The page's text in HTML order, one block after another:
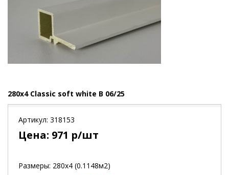
280x4 Classic soft white В 06/25
Артикул: 318153
Цена: 971 р/шт
Размеры: 280х4 (0.1148м2)